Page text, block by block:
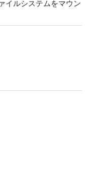
イルシステムをマウン